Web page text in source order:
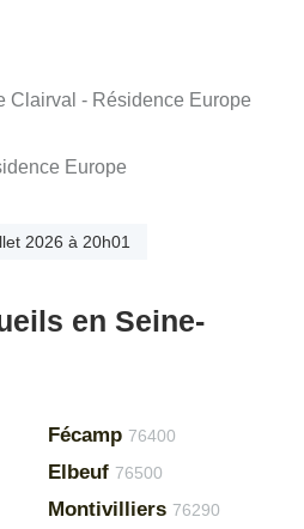
Clairval - Résidence Europe
Europe
2026 à 20h01
en Seine-
Fécamp 76400
Elbeuf 76500
Montivilliers 76290